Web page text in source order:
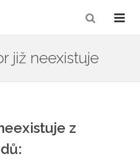
již neexistuje
z